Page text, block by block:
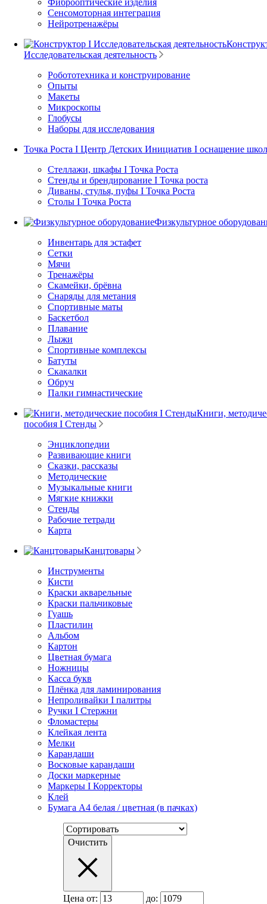
Сенсомоторная интеграция
Нейротренажёры
Исследовательская деятельность
Робототехника и конструирование
Опыты
Макеты
Микроскопы
Глобусы
Наборы для исследования
Точка Роста I Центр Детских Инициатив I оснащение
Стеллажи, шкафы I Точка Роста
Стенды и брендирование I Точка роста
Диваны, стулья, пуфы I Точка Роста
Столы I Точка Роста
Физкультурное
Инвентарь для эстафет
Сетки
Мячи
Тренажёры
Скамейки, брёвна
Снаряды для метания
Спортивные маты
Баскетбол
Плавание
Лыжи
Спортивные комплексы
Батуты
Скакалки
Обруч
Палки гимнастические
Книги,
пособия I Стенды
Энциклопедии
Развивающие книги
Сказки, рассказы
Методические
Музыкальные книги
Мягкие книжки
Стенды
Рабочие тетради
Карта
Канцтовары
Инструменты
Кисти
Краски акварельные
Краски пальчиковые
Гуашь
Пластилин
Альбом
Картон
Цветная бумага
Ножницы
Касса букв
Плёнка для ламинирования
Непроливайки I палитры
Ручки I Стержни
Фломастеры
Клейкая лента
Мелки
Карандаши
Восковые карандаши
Доски маркерные
Маркеры I Корректоры
Клей
Бумага А4 белая / цветная (в пачках)
Очистить
Цена от:
до: